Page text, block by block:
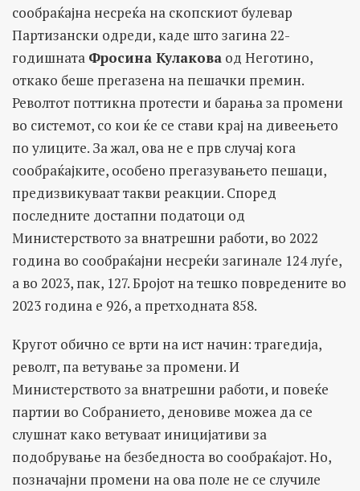
сообраќајна несреќа на скопскиот булевар
Партизански одреди, каде што загина 22-
годишната Фросина Кулакова од Неготино,
откако беше прегазена на пешачки премин.
Револтот поттикна протести и барања за промени
во системот, со кои ќе се стави крај на дивеењето
по улиците. За жал, ова не е прв случај кога
сообраќајките, особено прегазувањето пешаци,
предизвикуваат такви реакции. Според
последните достапни податоци од
Министерството за внатрешни работи, во 2022
година во сообраќајни несреќи загинале 124 луѓе,
а во 2023, пак, 127. Бројот на тешко повредените во
2023 година е 926, а претходната 858.
Кругот обично се врти на ист начин: трагедија,
револт, па ветување за промени. И
Министерството за внатрешни работи, и повеќе
партии во Собранието, деновиве можеа да се
слушнат како ветуваат иницијативи за
подобрување на безбедноста во сообраќајот. Но,
позначајни промени на ова поле не се случиле